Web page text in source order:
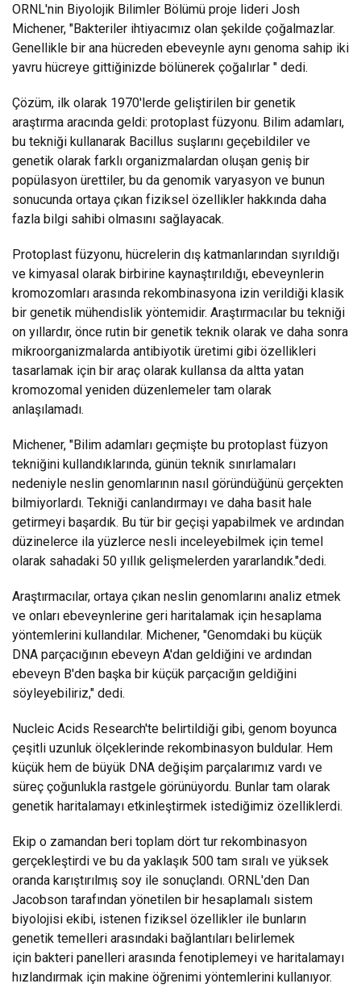
ORNL'nin Biyolojik Bilimler Bölümü proje lideri Josh
Michener, "Bakteriler ihtiyacımız olan şekilde çoğalmazlar.
Genellikle bir ana hücreden ebeveynle aynı genoma sahip iki
yavru hücreye gittiğinizde bölünerek çoğalırlar " dedi.
Çözüm, ilk olarak 1970'lerde geliştirilen bir genetik
araştırma aracında geldi: protoplast füzyonu. Bilim adamları,
bu tekniği kullanarak Bacillus suşlarını geçebildiler ve
genetik olarak farklı organizmalardan oluşan geniş bir
popülasyon ürettiler, bu da genomik varyasyon ve bunun
sonucunda ortaya çıkan fiziksel özellikler hakkında daha
fazla bilgi sahibi olmasını sağlayacak.
Protoplast füzyonu, hücrelerin dış katmanlarından sıyrıldığı
ve kimyasal olarak birbirine kaynaştırıldığı, ebeveynlerin
kromozomları arasında rekombinasyona izin verildiği klasik
bir genetik mühendislik yöntemidir. Araştırmacılar bu tekniği
on yıllardır, önce rutin bir genetik teknik olarak ve daha sonra
mikroorganizmalarda antibiyotik üretimi gibi özellikleri
tasarlamak için bir araç olarak kullansa da altta yatan
kromozomal yeniden düzenlemeler tam olarak
anlaşılamadı.
Michener, "Bilim adamları geçmişte bu protoplast füzyon
tekniğini kullandıklarında, günün teknik sınırlamaları
nedeniyle neslin genomlarının nasıl göründüğünü gerçekten
bilmiyorlardı. Tekniği canlandırmayı ve daha basit hale
getirmeyi başardık. Bu tür bir geçişi yapabilmek ve ardından
düzinelerce ila yüzlerce nesli inceleyebilmek için temel
olarak sahadaki 50 yıllık gelişmelerden yararlandık."dedi.
Araştırmacılar, ortaya çıkan neslin genomlarını analiz etmek
ve onları ebeveynlerine geri haritalamak için hesaplama
yöntemlerini kullandılar. Michener, "Genomdaki bu küçük
DNA parçacığının ebeveyn A'dan geldiğini ve ardından
ebeveyn B'den başka bir küçük parçacığın geldiğini
söyleyebiliriz," dedi.
Nucleic Acids Research'te belirtildiği gibi, genom boyunca
çeşitli uzunluk ölçeklerinde rekombinasyon buldular. Hem
küçük hem de büyük DNA değişim parçalarımız vardı ve
süreç çoğunlukla rastgele görünüyordu. Bunlar tam olarak
genetik haritalamayı etkinleştirmek istediğimiz özelliklerdi.
Ekip o zamandan beri toplam dört tur rekombinasyon
gerçekleştirdi ve bu da yaklaşık 500 tam sıralı ve yüksek
oranda karıştırılmış soy ile sonuçlandı. ORNL'den Dan
Jacobson tarafından yönetilen bir hesaplamalı sistem
biyolojisi ekibi, istenen fiziksel özellikler ile bunların
genetik temelleri arasındaki bağlantıları belirlemek
için bakteri panelleri arasında fenotiplemeyi ve haritalamayı
hızlandırmak için makine öğrenimi yöntemlerini kullanıyor.